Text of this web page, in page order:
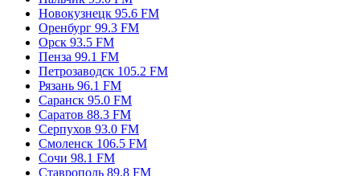
Новокузнецк 95.6 FM
Оренбург 99.3 FM
Орск 93.5 FM
Пенза 99.1 FM
Петрозаводск 105.2 FM
Рязань 96.1 FM
Саранск 95.0 FM
Саратов 88.3 FM
Серпухов 93.0 FM
Смоленск 106.5 FM
Сочи 98.1 FM
Ставрополь 89.8 FM